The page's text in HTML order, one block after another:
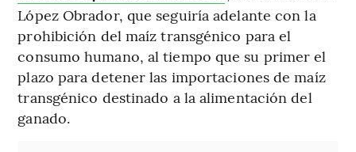
López Obrador, que seguiría adelante con la
prohibición del maíz transgénico para el
consumo humano, al tiempo que su primer el
plazo para detener las importaciones de maíz
transgénico destinado a la alimentación del
ganado.